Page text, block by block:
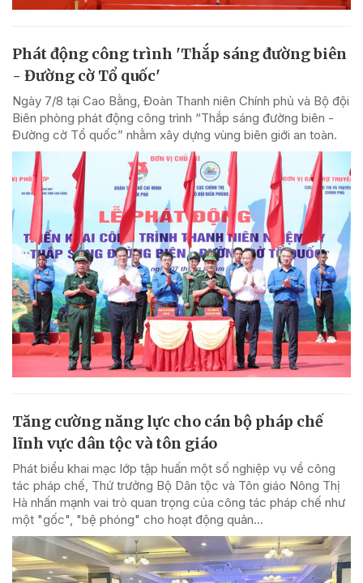
Phát động công trình 'Thắp sáng đường biên
- Đường cờ Tổ quốc'
Ngày 7/8 tại Cao Bằng, Đoàn Thanh niên Chính phủ và Bộ đội
Biên phòng phát động công trình “Thắp sáng đường biên -
Đường cờ Tổ quốc” nhằm xây dựng vùng biên giới an toàn.
Tăng cường năng lực cho cán bộ pháp chế
lĩnh vực dân tộc và tôn giáo
Phát biểu khai mạc lớp tập huấn một số nghiệp vụ về công
tác pháp chế, Thứ trưởng Bộ Dân tộc và Tôn giáo Nông Thị
Hà nhấn mạnh vai trò quan trọng của công tác pháp chế như
một "gốc", "bệ phóng" cho hoạt động quản...